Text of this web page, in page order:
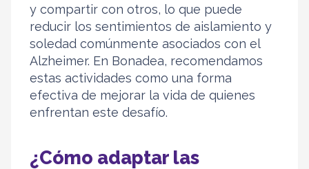
y compartir con otros, lo que puede
reducir los sentimientos de aislamiento y
soledad comúnmente asociados con el
Alzheimer. En Bonadea, recomendamos
estas actividades como una forma
efectiva de mejorar la vida de quienes
enfrentan este desafío.
¿Cómo adaptar las